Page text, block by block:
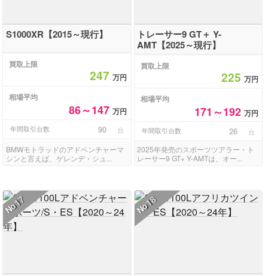
S1000XR【2015～現行】
買取上限
247万円
相場平均
86～147万円
年間取引台数 90 台
BMWモトラッドのアドベンチャーマ
シンと言えば、ゲレンデ・シュ...
トレーサー9 GT＋ Y-
AMT【2025～現行】
買取上限
225 万円
相場平均
171～192 万円
年間取引台数 26 台
2025年発売のスポーツツアラー・ト
レーサー9 GT+ Y-AMTは、オー...
No
17 No
18